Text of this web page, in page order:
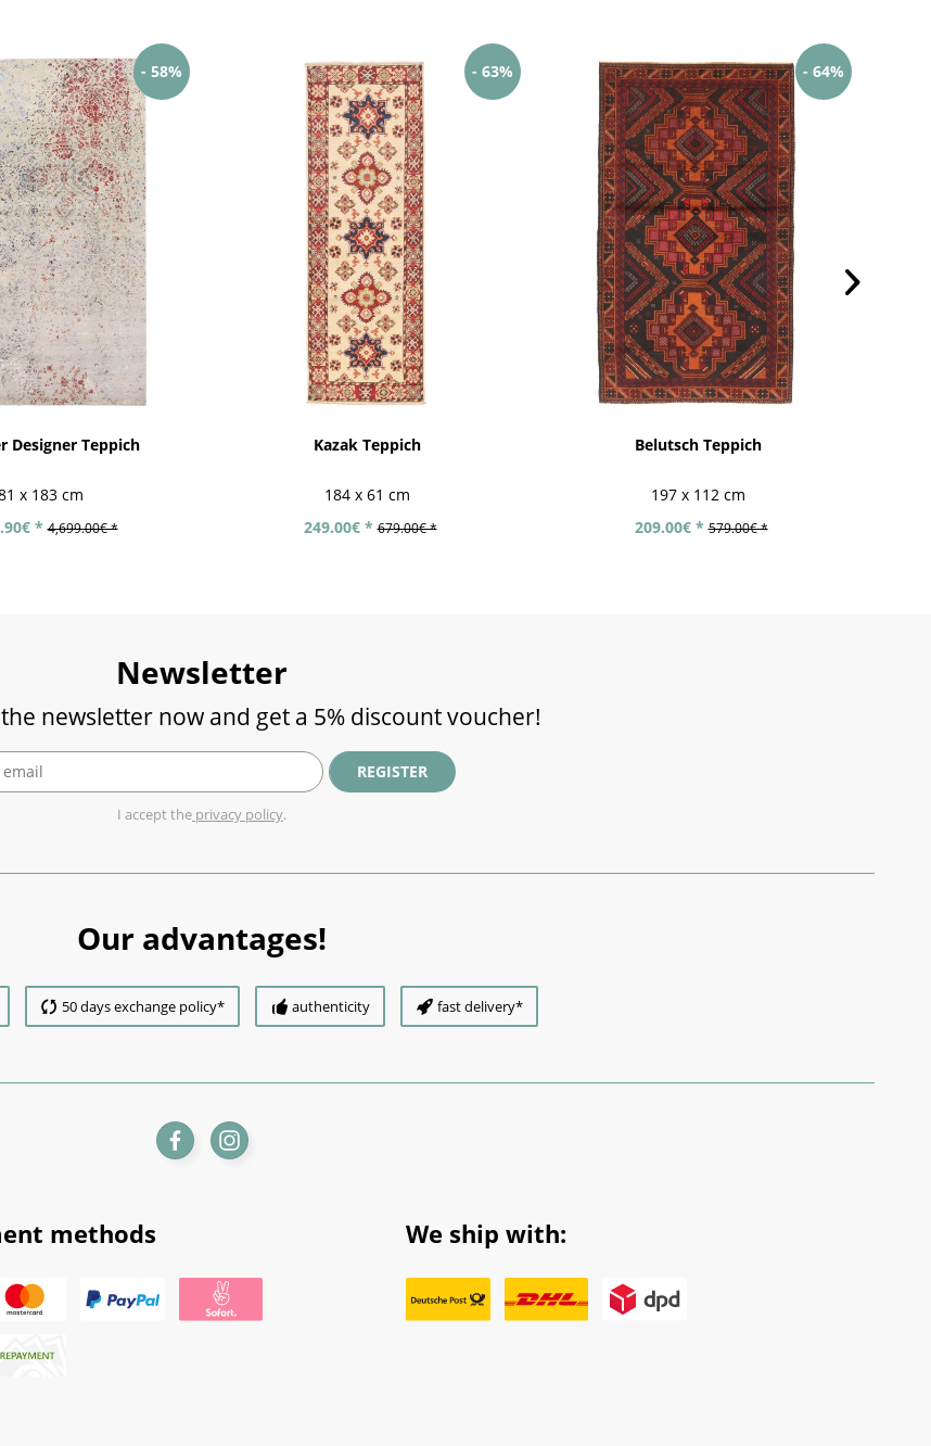
- 58%
Designer Teppich
x 183 cm
* 4,699.00€ *
- 63%
Kazak Teppich
184 x 61 cm
249.00€ * 679.00€ *
- 64%
Belutsch Teppich
197 x 112 cm
209.00€ * 579.00€ *
Newsletter
newsletter now and get a 5% discount voucher!
REGISTER
I accept the privacy policy.
Our advantages!
50 days exchange policy* authenticity fast delivery*
methods We ship with: